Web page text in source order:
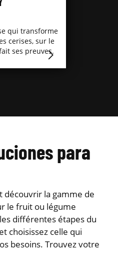
qui transforme
cerises, sur le
ses preuves.
para
découvrir la gamme de
le fruit ou légume
différentes étapes du
choisissez celle qui
besoins. Trouvez votre